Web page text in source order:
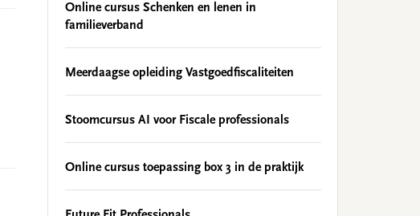
Online cursus Schenken en lenen in
familieverband
Meerdaagse opleiding Vastgoedfiscaliteiten
Stoomcursus AI voor Fiscale professionals
Online cursus toepassing box 3 in de praktijk